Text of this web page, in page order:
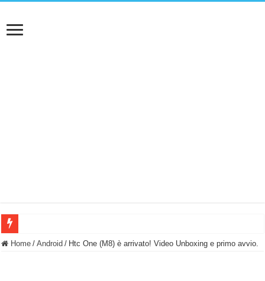
BASTA FATICARE! Questo robot tagliaerba lo appoggi e fa tutto lui! (Senza
Home / Android / Htc One (M8) è arrivato! Video Unboxing e primo avvio.